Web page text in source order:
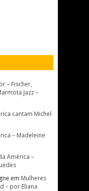
– Fischer,
Jazz –
cantam Michel
– Madeleine
América –
em Mulheres
– por Eliana